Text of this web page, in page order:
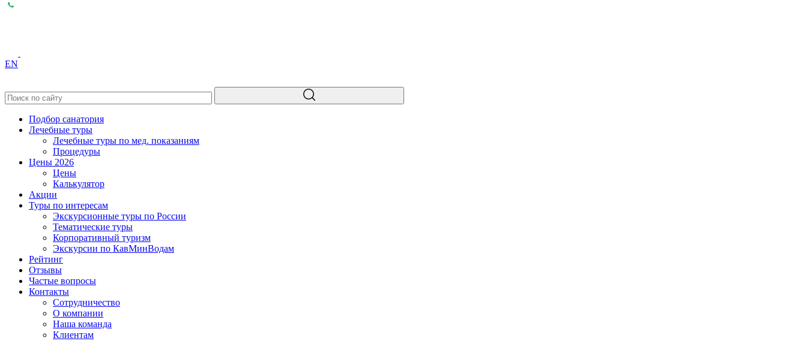
EN
Подбор санатория
Лечебные туры
Лечебные туры по мед. показаниям
Процедуры
Цены 2026
Цены
Калькулятор
Акции
Туры по интересам
Экскурсионные туры по России
Тематические туры
Корпоративный туризм
Экскурсии по КавМинВодам
Рейтинг
Отзывы
Частые вопросы
Контакты
Сотрудничество
О компании
Наша команда
Клиентам